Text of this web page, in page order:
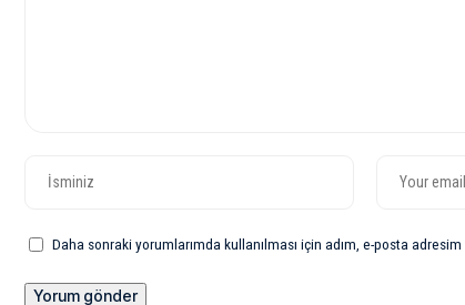
Daha sonraki yorumlarımda kullanılması için adım, e-posta